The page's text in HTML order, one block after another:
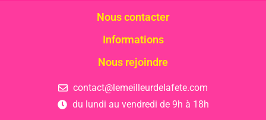
Nous contacter
Informations
Nous rejoindre
contact@lemeilleurdelafete.com
du lundi au vendredi de 9h à 18h